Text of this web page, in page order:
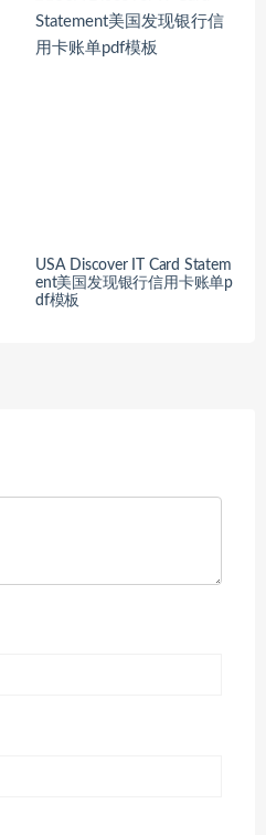
USA Discover IT Card Statem
ent美国发现银行信用卡账单p
df模板